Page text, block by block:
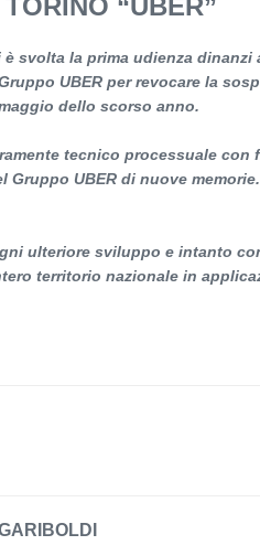
“UBER”
svolta la prima udienza
UBER per revocare la
dello scorso anno.
tecnico processuale
UBER di nuove
ulteriore sviluppo e intanto
territorio nazionale in